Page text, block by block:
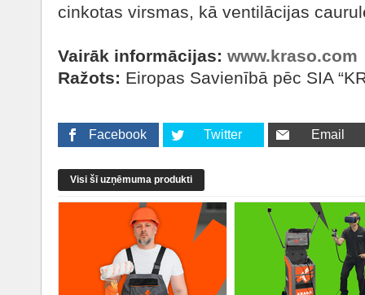
cinkotas virsmas, kā ventilācijas
Vairāk informācijas: www.kraso.com
Ražots: Eiropas Savienībā pēc SIA
Facebook Twitter Email
Visi šī uzņēmuma produkti